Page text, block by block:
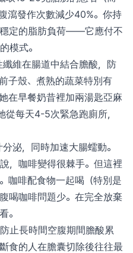
瀉發作次數減少40%。你持
定的脂肪負荷——它應付不
模式。
纖維在腸道中結合膽酸，防
子殼、煮熟的蔬菜特別有
在早餐奶昔裡加兩湯匙亞麻
從每天4-5次緊急跑廁所，
泌，同時加速大腸蠕動。
，咖啡變得很棘手。但這裡
咖啡配食物一起喝（特別是
喝咖啡問題少。在完全放棄
。
止長時間空腹期間膽酸累
食的人在膽囊切除後往往最